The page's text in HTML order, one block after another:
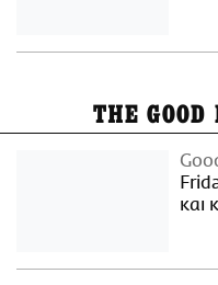
THE GOOD
και